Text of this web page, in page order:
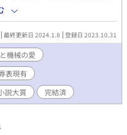
る島国のヤマト王国では、
ンドロイドを失っていた。
、自堕落な生活を送る天才ア
つ。 24時間以内に、代わり
彼が出した決断は… 運命の
歩むことになったあるアン
たちとの交接を描く、近未
24) ◆注意事項(下記ご心
部年齢制限表現有(各ペー
(流血)描写有。
最終更新日 2024.1.8 登録日 2023.10.31
機械の愛
表現有
説大賞 完結済